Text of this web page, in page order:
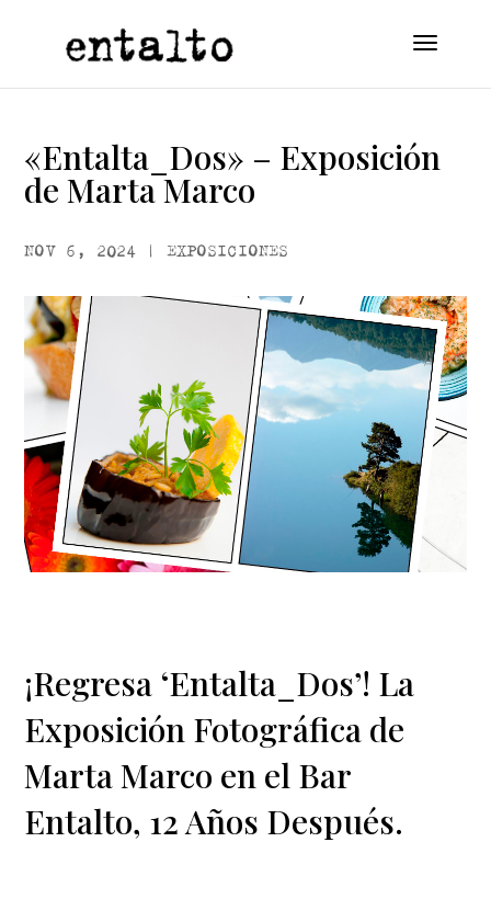
«Entalta_Dos» – Exposición
de Marta Marco
NOV 6, 2024 |EXPOSICIONES
¡Regresa ‘Entalta_Dos’! La
Exposición Fotográfica de
Marta Marco en el Bar
Entalto, 12 Años Después.